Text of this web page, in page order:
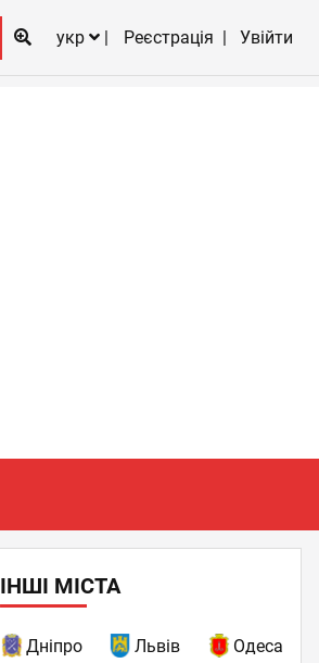
укр
Реєстрація Увійти
ІНШІ МІСТА
Дніпро Львів
Одеса